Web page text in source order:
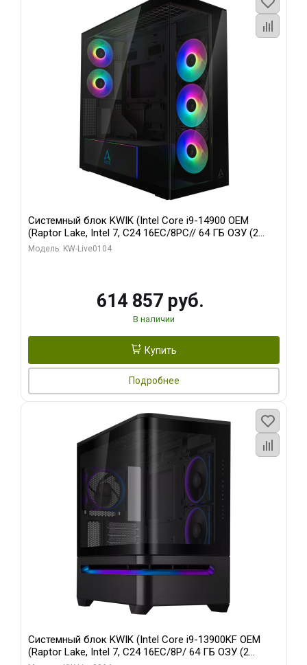
Системный блок KWIK (Intel Core i9-14900 OEM
(Raptor Lake, Intel 7, C24 16EC/8PC// 64 ГБ ОЗУ (2
модуля)/ Afox RTX4090 24GB GDDR6X 384-Bit 3xDP
Модель: KW-Live0104
614 857 руб.
В наличии
Купить
Подробнее
Системный блок KWIK (Intel Core i9-13900KF OEM
(Raptor Lake, Intel 7, C24 16EC/8P/ 64 ГБ ОЗУ (2